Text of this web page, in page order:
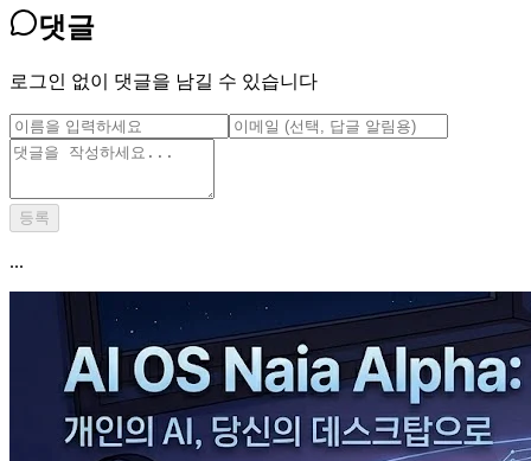
댓글
로그인 없이 댓글을 남길 수 있습니다
등록
...